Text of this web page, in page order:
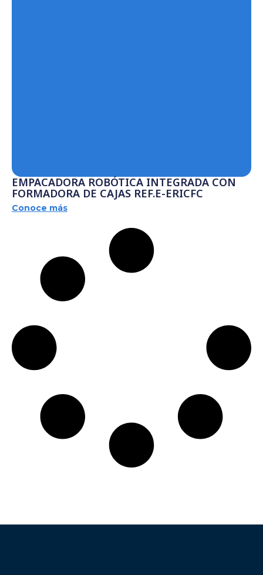
EMPACADORA ROBÓTICA INTEGRADA CON
FORMADORA DE CAJAS REF.E-ERICFC
Conoce más